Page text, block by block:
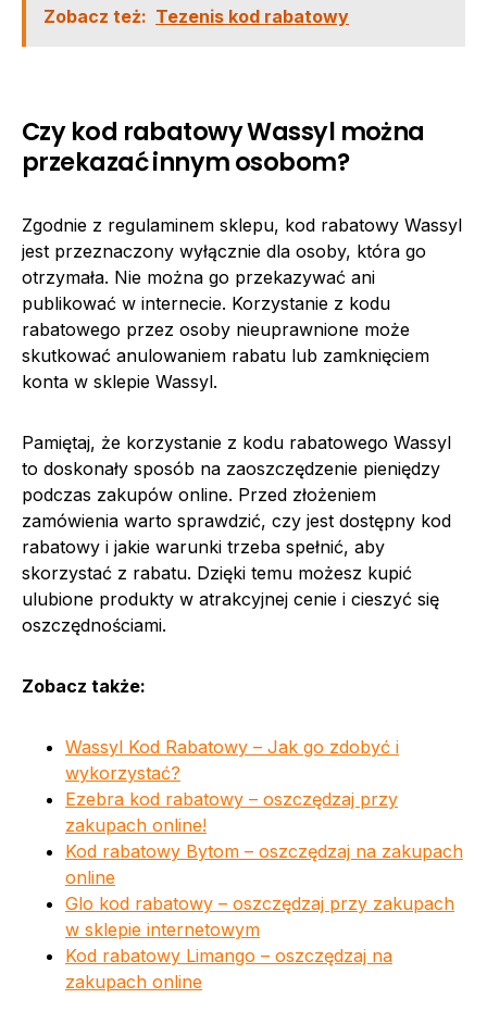
Zobacz też: Tezenis kod rabatowy
Czy kod rabatowy Wassyl można
przekazać innym osobom?
Zgodnie z regulaminem sklepu, kod rabatowy Wassyl
jest przeznaczony wyłącznie dla osoby, która go
otrzymała. Nie można go przekazywać ani
publikować w internecie. Korzystanie z kodu
rabatowego przez osoby nieuprawnione może
skutkować anulowaniem rabatu lub zamknięciem
konta w sklepie Wassyl.
Pamiętaj, że korzystanie z kodu rabatowego Wassyl
to doskonały sposób na zaoszczędzenie pieniędzy
podczas zakupów online. Przed złożeniem
zamówienia warto sprawdzić, czy jest dostępny kod
rabatowy i jakie warunki trzeba spełnić, aby
skorzystać z rabatu. Dzięki temu możesz kupić
ulubione produkty w atrakcyjnej cenie i cieszyć się
oszczędnościami.
Zobacz także:
Wassyl Kod Rabatowy – Jak go zdobyć i
wykorzystać?
Ezebra kod rabatowy – oszczędzaj przy
zakupach online!
Kod rabatowy Bytom – oszczędzaj na zakupach
online
Glo kod rabatowy – oszczędzaj przy zakupach
w sklepie internetowym
Kod rabatowy Limango – oszczędzaj na
zakupach online